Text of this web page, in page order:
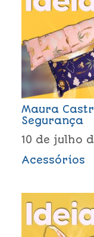
Maura
Segurança
10 de julho
Acessórios